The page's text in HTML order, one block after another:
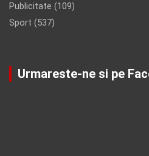
Publicitate (109)
Sport (537)
Urmareste-ne si pe